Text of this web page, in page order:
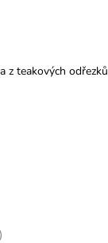
z teakových